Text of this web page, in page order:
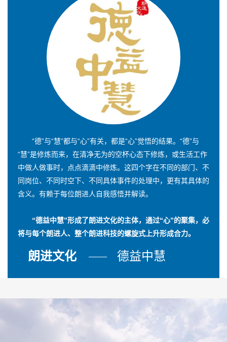
“德”与“慧”都与“心”有关，都是“心”觉悟的结果。“德”与
“慧”是修炼而来，在清净无为的空杯心态下修炼，或生活工作
中做人做事时，点点滴滴中修炼。这四个字在不同的部门、不
同岗位、不同时空下、不同具体事件的处理中，更有其具体的
含义。有赖于每位朗进人自我感悟并解读。
“德益中慧”形成了朗进文化的主体，通过“心”的聚集，必
将与每个朗进人、整个朗进科技的螺旋式上升形成合力。
朗进文化 德益中慧